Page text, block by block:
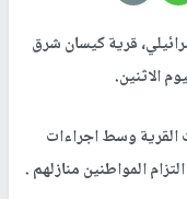
قرية كيسان شرق
الاثنين.
القرية وسط اجراءات
المواطنين منازلهم .